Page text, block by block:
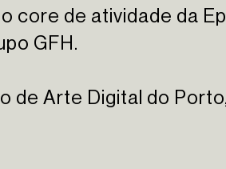
core de atividade da
GFH.
Arte Digital do